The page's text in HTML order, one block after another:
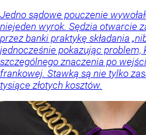
Jedno sądowe pouczenie
niejeden wyrok. Sędzia otwarcie
przez banki praktykę składania
jednocześnie pokazując problem,
szczególnego znaczenia po
frankowej. Stawką są nie tylko
tysiące złotych kosztów.